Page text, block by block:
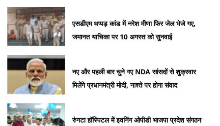
एसडीएम थप्पड़ कांड में नरेश मीणा फिर जेल भेजे गए,
जमानत याचिका पर 10 अगस्त को सुनवाई
नए और पहली बार चुने गए NDA सांसदों से शुक्रवार
मिलेंगे प्रधानमंत्री मोदी, नाश्ते पर होगा संवाद
रुंगटा हॉस्पिटल में इवनिंग ओपीडी भाजपा प्रदेश संगठन